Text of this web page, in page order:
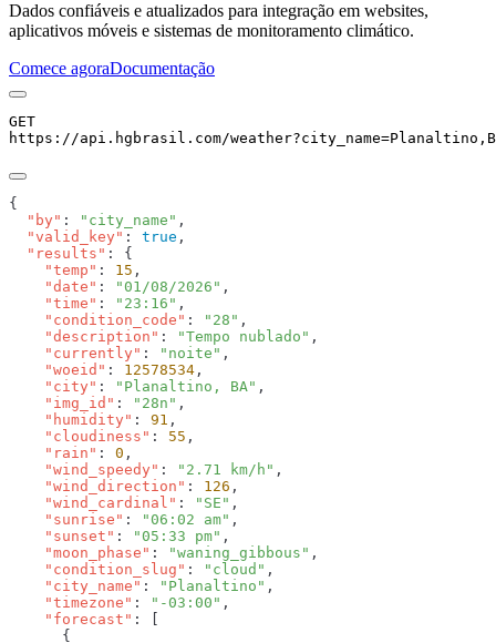
Dados confiáveis e atualizados para integração em websites,
aplicativos móveis e sistemas de monitoramento climático.
Comece agoraDocumentação
GET
https://api.hgbrasil.com/weather?city_name=
  "by"
: "city_name"
  "valid_key"
: true
  "results"
    "temp"
: 15
    "date"
: "01/08/2026"
    "time"
: "23:16"
    "condition_code"
: "28"
    "description"
: "Tempo nublado"
    "currently"
: "noite"
    "woeid"
: 12578534
    "city"
: "Planaltino, BA"
    "img_id"
: "28n"
    "humidity"
: 91
    "cloudiness"
: 55
    "rain"
: 0
    "wind_speedy"
: "2.71 km/h"
    "wind_direction"
: 126
    "wind_cardinal"
: "SE"
    "sunrise"
: "06:02 am"
    "sunset"
: "05:33 pm"
    "moon_phase"
: "waning_gibbous"
    "condition_slug"
: "cloud"
    "city_name"
: "Planaltino"
    "timezone"
: "-03:00"
    "forecast"